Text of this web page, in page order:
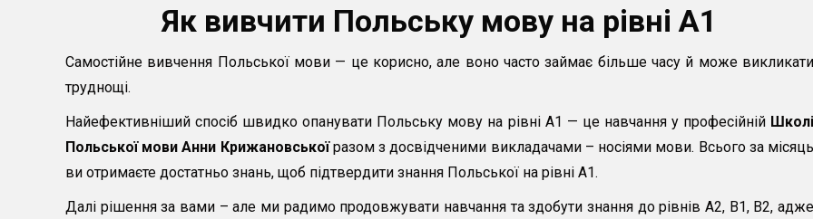
Як вивчити Польську мову на рівні А1
Самостійне вивчення Польської мови — це корисно, але воно часто займає більше часу й може викликати
труднощі.
Найефективніший спосіб швидко опанувати Польську мову на рівні А1 — це навчання у професійній Школі
Польської мови Анни Крижановськоїразом з досвідченими викладачами – носіями мови. Всього за
ви отримаєте достатньо знань, щоб підтвердити знання Польської на рівні А1.
Далі рішення за вами – але ми радимо продовжувати навчання та здобути знання до рівнів А2, В1, В2, адже